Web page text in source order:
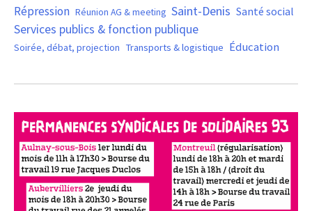
Répression Réunion AG & meeting Saint-Denis Santé social
Services publics & fonction publique
Soirée, débat, projection Transports & logistique Éducation